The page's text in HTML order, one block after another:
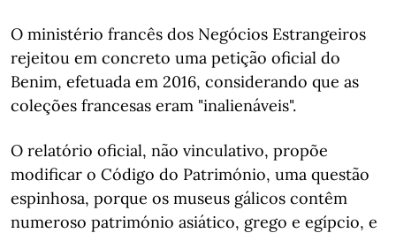
O ministério francês dos Negócios Estrangeiros
rejeitou em concreto uma petição oficial do
Benim, efetuada em 2016, considerando que as
coleções francesas eram "inalienáveis".
O relatório oficial, não vinculativo, propõe
modificar o Código do Património, uma questão
espinhosa, porque os museus gálicos contêm
numeroso património asiático, grego e egípcio, e